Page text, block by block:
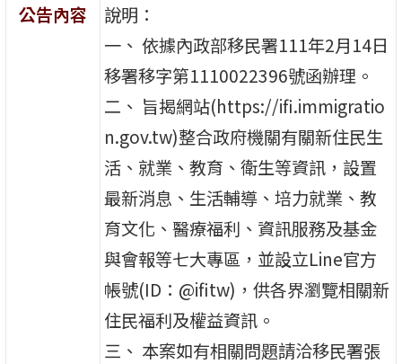
公告內容
說明：
一、 依據內政部移民署111年2月14日
移署移字第1110022396號函辦理。
二、 旨揭網站(https://ifi.immigratio
n.gov.tw)整合政府機關有關新住民生
活、就業、教育、衛生等資訊，設置
最新消息、生活輔導、培力就業、教
育文化、醫療福利、資訊服務及基金
與會報等七大專區，並設立Line官方
帳號(ID：@ifitw)，供各界瀏覽相關新
住民福利及權益資訊。
三、 本案如有相關問題請洽移民署張